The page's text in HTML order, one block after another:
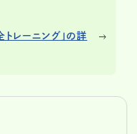
レーニング」の詳